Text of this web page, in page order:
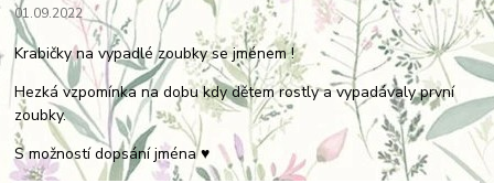
01.09.2022
Krabičky na vypadlé zoubky se jménem !
Hezká vzpomínka na dobu kdy dětem rostly a vypadávaly první
zoubky.
S možností dopsání jména ♥